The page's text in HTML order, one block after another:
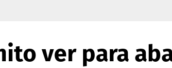
ver para